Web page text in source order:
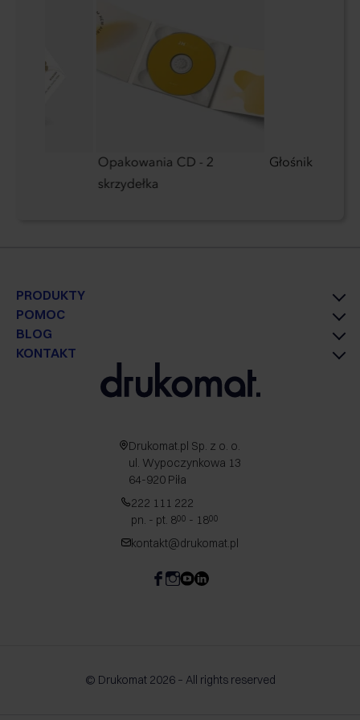
Opakowania CD - 2
skrzydełka
Głośnik
PRODUKTY
POMOC
BLOG
KONTAKT
Drukomat.pl Sp. z o. o.
ul. Wypoczynkowa 13
64-920 Piła
222 111 222
pn. - pt. 800 - 1800
kontakt@drukomat.pl
© Drukomat 2026 – All rights reserved